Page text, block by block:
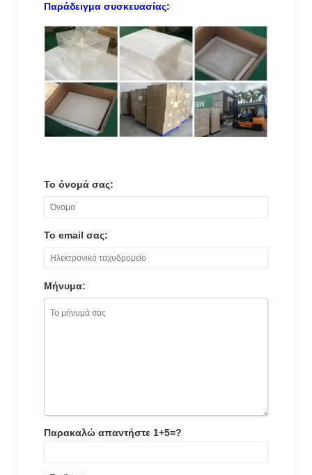
Παράδειγμα συσκευασίας:
Το όνομά σας:
Το email σας:
Μήνυμα:
Παρακαλώ απαντήστε 1+5=?